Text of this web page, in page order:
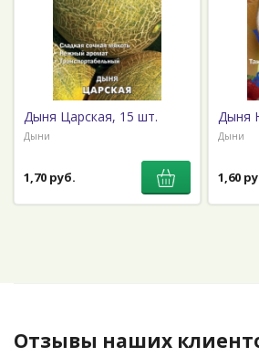
Дыня Царская, 15 шт.
Дыни
1,70 руб.
Дыня
Дыни
1,60
Отзывы наших